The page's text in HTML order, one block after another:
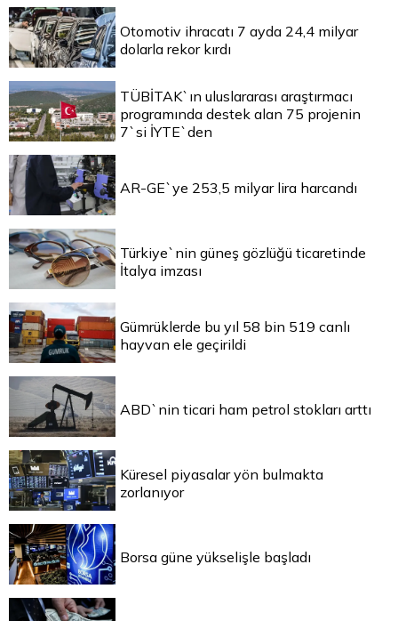
Otomotiv ihracatı 7 ayda 24,4 milyar
dolarla rekor kırdı
TÜBİTAK`ın uluslararası araştırmacı
programında destek alan 75 projenin
7`si İYTE`den
AR-GE`ye 253,5 milyar lira harcandı
Türkiye`nin güneş gözlüğü ticaretinde
İtalya imzası
Gümrüklerde bu yıl 58 bin 519 canlı
hayvan ele geçirildi
ABD`nin ticari ham petrol stokları arttı
Küresel piyasalar yön bulmakta
zorlanıyor
Borsa güne yükselişle başladı